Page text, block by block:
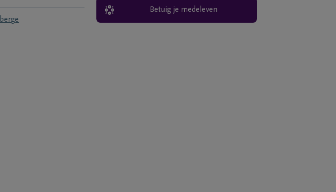
Betuig je medeleven